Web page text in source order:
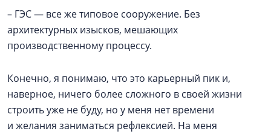
– ГЭС — все же типовое сооружение. Без
архитектурных изысков, мешающих
производственному процессу.
Конечно, я понимаю, что это карьерный пик и,
наверное, ничего более сложного в своей жизни
строить уже не буду, но у меня нет времени
и желания заниматься рефлексией. На меня